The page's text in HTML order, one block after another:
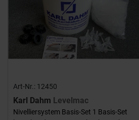
Art-Nr.: 12450
Karl Dahm Levelmac
Nivelliersystem Basis-Set 1 Basis-Set